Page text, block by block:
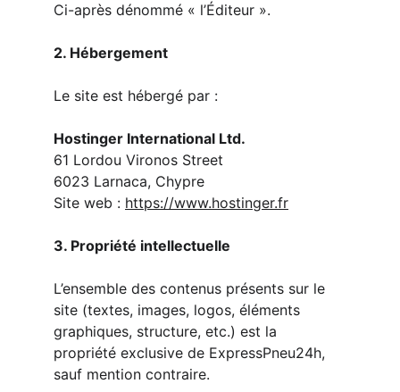
Ci-après dénommé « l’Éditeur ».
2. Hébergement
Le site est hébergé par :
Hostinger International Ltd.
61 Lordou Vironos Street
6023 Larnaca, Chypre
Site web : https://www.hostinger.fr
3. Propriété intellectuelle
L’ensemble des contenus présents sur le
site (textes, images, logos, éléments
graphiques, structure, etc.) est la
propriété exclusive de ExpressPneu24h,
sauf mention contraire.